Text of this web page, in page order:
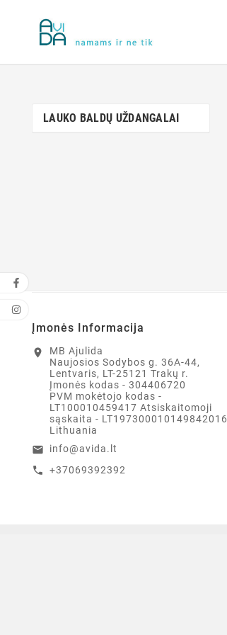
LAUKO BALDŲ UŽDANGALAI
Įmonės Informacija
location_on
MB Ajulida
Naujosios Sodybos g. 36A-44,
Lentvaris, LT-25121 Trakų r.
Įmonės kodas - 304406720
PVM mokėtojo kodas -
LT100010459417 Atsiskaitomoji
sąskaita - LT197300010149842016
Lithuania
email info@avida.lt
call +37069392392